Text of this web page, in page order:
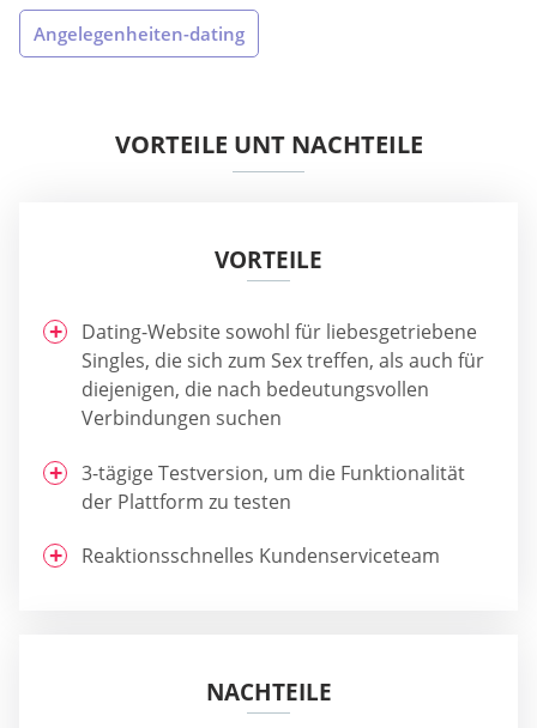
Angelegenheiten-dating
VORTEILE UNT NACHTEILE
VORTEILE
Dating-Website sowohl für liebesgetriebene
Singles, die sich zum Sex treffen, als auch für
diejenigen, die nach bedeutungsvollen
Verbindungen suchen
3-tägige Testversion, um die Funktionalität
der Plattform zu testen
Reaktionsschnelles Kundenserviceteam
NACHTEILE